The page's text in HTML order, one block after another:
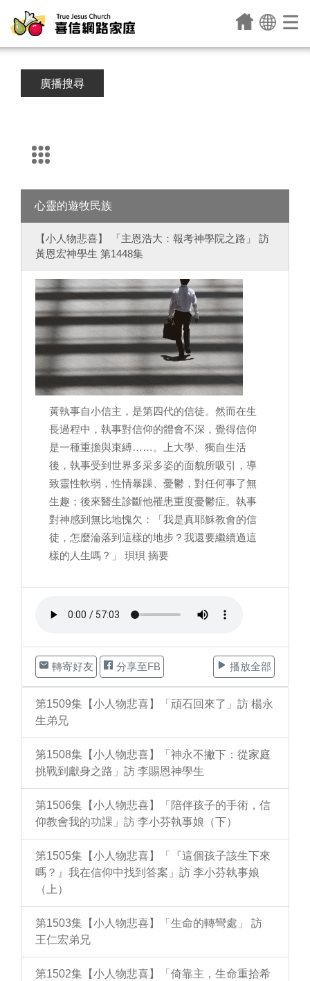
廣播搜尋
心靈的遊牧民族
【小人物悲喜】 「主恩浩大：報考神學院之路」 訪
黃恩宏神學生 第1448集
黃執事自小信主，是第四代的信徒。然而在生
長過程中，執事對信仰的體會不深，覺得信仰
是一種重擔與束縛……。上大學、獨自生活
後，執事受到世界多采多姿的面貌所吸引，導
致靈性軟弱，性情暴躁、憂鬱，對任何事了無
生趣；後來醫生診斷他罹患重度憂鬱症。執事
對神感到無比地愧欠：「我是真耶穌教會的信
徒，怎麼淪落到這樣的地步？我還要繼續過這
樣的人生嗎？」 珼珼 摘要
轉寄好友 分享至FB 播放全部
第1509集【小人物悲喜】「頑石回來了」訪 楊永
生弟兄
第1508集【小人物悲喜】「神永不撇下：從家庭
挑戰到獻身之路」訪 李賜恩神學生
第1506集【小人物悲喜】「陪伴孩子的手術，信
仰教會我的功課」訪 李小芬執事娘（下）
第1505集【小人物悲喜】「『這個孩子該生下來
嗎？』我在信仰中找到答案」訪 李小芬執事娘
（上）
第1503集【小人物悲喜】「生命的轉彎處」 訪
王仁宏弟兄
第1502集【小人物悲喜】「倚靠主，生命重拾希